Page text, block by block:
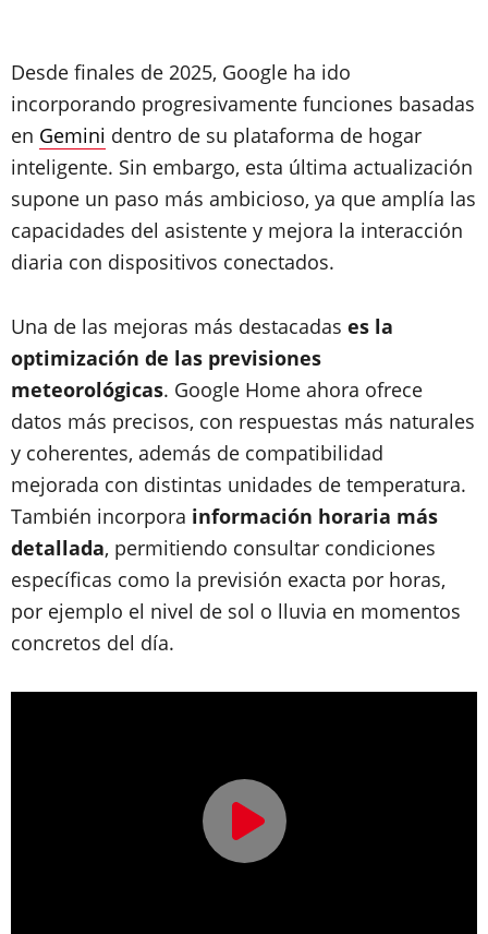
Desde finales de 2025, Google ha ido
incorporando progresivamente funciones basadas
en Gemini dentro de su plataforma de hogar
inteligente. Sin embargo, esta última actualización
supone un paso más ambicioso, ya que amplía las
capacidades del asistente y mejora la interacción
diaria con dispositivos conectados.
Una de las mejoras más destacadas es la
optimización de las previsiones
meteorológicas. Google Home ahora ofrece
datos más precisos, con respuestas más naturales
y coherentes, además de compatibilidad
mejorada con distintas unidades de temperatura.
También incorpora información horaria más
detallada, permitiendo consultar condiciones
específicas como la previsión exacta por horas,
por ejemplo el nivel de sol o lluvia en momentos
concretos del día.